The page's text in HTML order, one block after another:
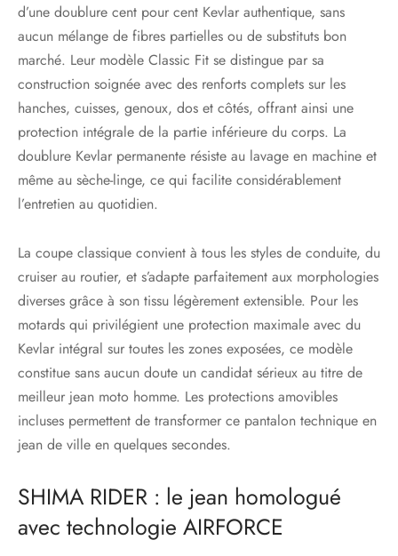
d’une doublure cent pour cent Kevlar authentique, sans
aucun mélange de fibres partielles ou de substituts bon
marché. Leur modèle Classic Fit se distingue par sa
construction soignée avec des renforts complets sur les
hanches, cuisses, genoux, dos et côtés, offrant ainsi une
protection intégrale de la partie inférieure du corps. La
doublure Kevlar permanente résiste au lavage en machine et
même au sèche-linge, ce qui facilite considérablement
l’entretien au quotidien.
La coupe classique convient à tous les styles de conduite, du
cruiser au routier, et s’adapte parfaitement aux morphologies
diverses grâce à son tissu légèrement extensible. Pour les
motards qui privilégient une protection maximale avec du
Kevlar intégral sur toutes les zones exposées, ce modèle
constitue sans aucun doute un candidat sérieux au titre de
meilleur jean moto homme. Les protections amovibles
incluses permettent de transformer ce pantalon technique en
jean de ville en quelques secondes.
SHIMA RIDER : le jean homologué
avec technologie AIRFORCE